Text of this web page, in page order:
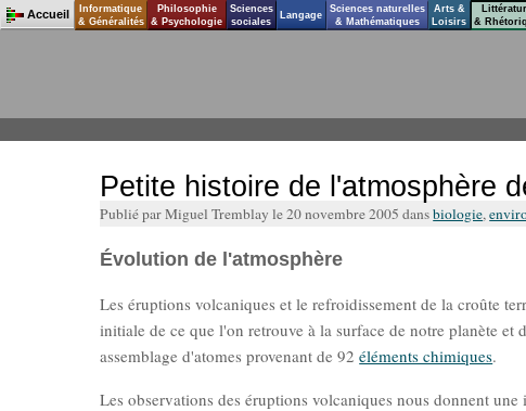
Petite histoire de l'atmosphère
Publié par Miguel Tremblay le 20 novembre 2005 dansbiologie,
Évolution de l'atmosphère
Les éruptions volcaniques et le refroidissement de la croûte
initiale de ce que l'on retrouve à la surface de notre planète et
assemblage d'atomes provenant de 92éléments chimiques.
Les observations des éruptions volcaniques nous donnent
Accueil
Informatique
& Généralités
Philosophie
& Psychologie
Sciences
sociales
Langage
Sciences naturelles
& Mathématiques
Arts &
Loisirs
&